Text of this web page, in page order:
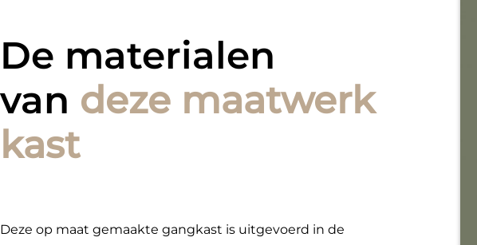
De materialen
van deze maatwerk
kast
Deze op maat gemaakte gangkast is uitgevoerd in de